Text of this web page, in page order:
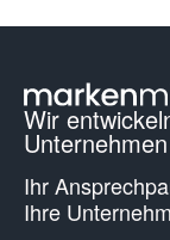
Wir
Ihr
Ihre